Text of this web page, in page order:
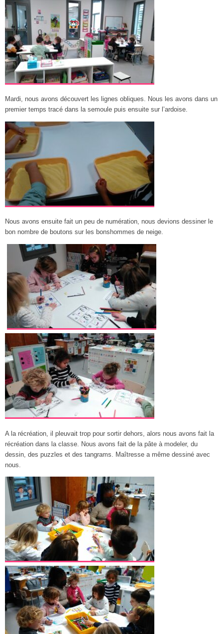
Mardi, nous avons découvert les lignes obliques. Nous les avons dans un
premier temps tracé dans la semoule puis ensuite sur l’ardoise.
Nous avons ensuite fait un peu de numération, nous devions dessiner le
bon nombre de boutons sur les bonshommes de neige.
A la récréation, il pleuvait trop pour sortir dehors, alors nous avons fait la
récréation dans la classe. Nous avons fait de la pâte à modeler, du
dessin, des puzzles et des tangrams. Maîtresse a même dessiné avec
nous.